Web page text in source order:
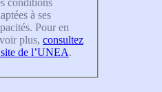
à ses
Pour en
plus, consultez
de l’UNEA.